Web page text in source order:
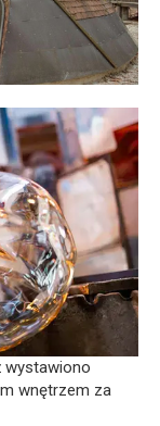
wystawiono
wnętrzem za